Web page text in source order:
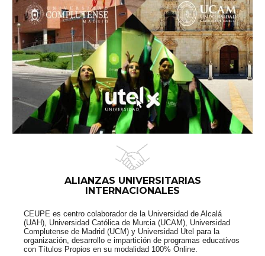
ALIANZAS UNIVERSITARIAS
INTERNACIONALES
CEUPE es centro colaborador de la Universidad de Alcalá
(UAH), Universidad Católica de Murcia (UCAM), Universidad
Complutense de Madrid (UCM) y Universidad Utel para la
organización, desarrollo e impartición de programas educativos
con Títulos Propios en su modalidad 100% Online.